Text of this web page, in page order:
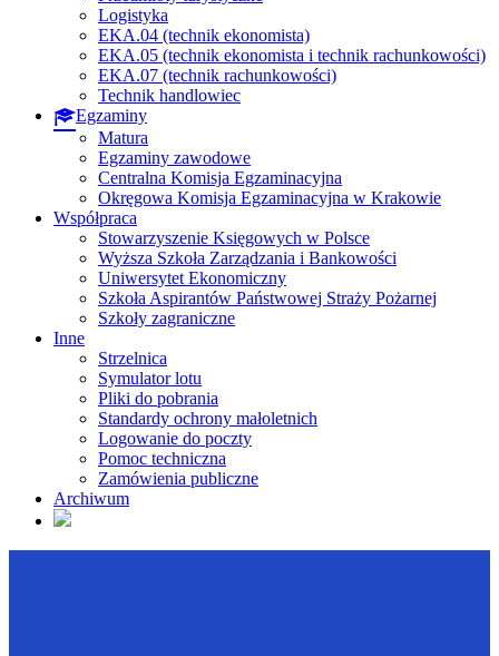
Logistyka
EKA.04 (technik ekonomista)
EKA.05 (technik ekonomista i technik rachunkowości)
EKA.07 (technik rachunkowości)
Technik handlowiec
Egzaminy
Matura
Egzaminy zawodowe
Centralna Komisja Egzaminacyjna
Okręgowa Komisja Egzaminacyjna w Krakowie
Współpraca
Stowarzyszenie Księgowych w Polsce
Wyższa Szkoła Zarządzania i Bankowości
Uniwersytet Ekonomiczny
Szkoła Aspirantów Państwowej Straży Pożarnej
Szkoły zagraniczne
Inne
Strzelnica
Symulator lotu
Pliki do pobrania
Standardy ochrony małoletnich
Logowanie do poczty
Pomoc techniczna
Zamówienia publiczne
Archiwum